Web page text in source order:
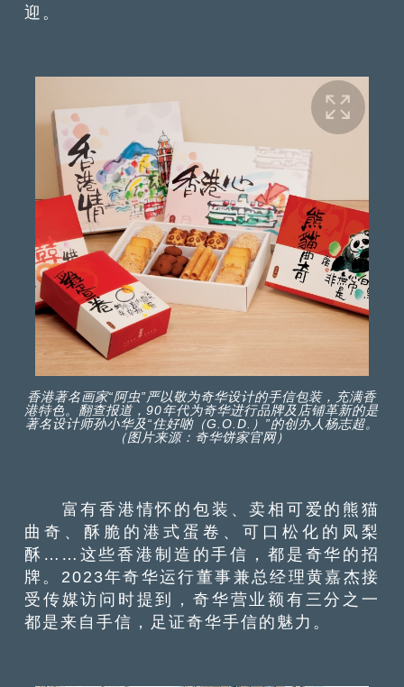
迎。
香港著名画家“阿虫”严以敬为奇华设计的手信包装，充满香
港特色。翻查报道，90年代为奇华进行品牌及店铺革新的是
著名设计师孙小华及“住好啲（G.O.D.）”的创办人杨志超。
（图片来源：奇华饼家官网）
富有香港情怀的包装、卖相可爱的熊猫
曲奇、酥脆的港式蛋卷、可口松化的凤梨
酥……这些香港制造的手信，都是奇华的招
牌。2023年奇华运行董事兼总经理黄嘉杰接
受传媒访问时提到，奇华营业额有三分之一
都是来自手信，足证奇华手信的魅力。